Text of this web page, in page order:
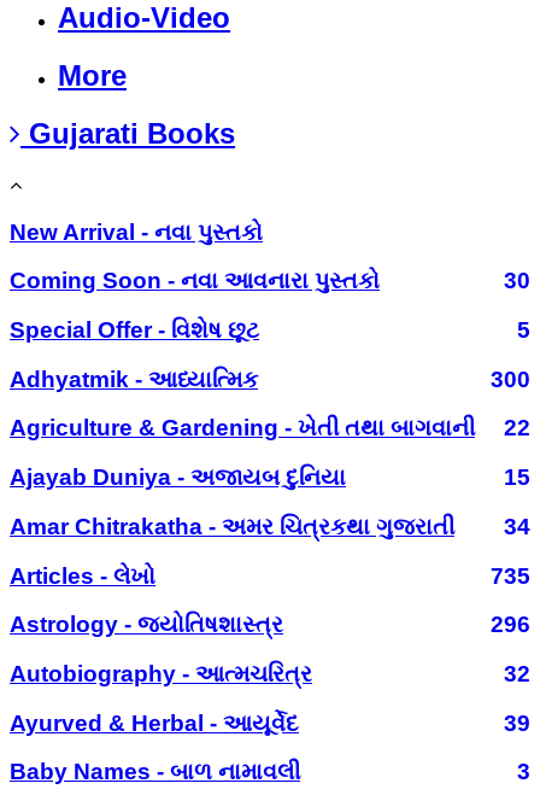
Audio-Video
More
Gujarati Books
New Arrival - નવા પુસ્તકો
Coming Soon - નવા આવનારા પુસ્તકો
30
Special Offer - વિશેષ છૂટ
5
Adhyatmik - આધ્યાત્મિક
300
Agriculture & Gardening - ખેતી તથા બાગવાની
22
Ajayab Duniya - અજાયબ દુનિયા
15
Amar Chitrakatha - અમર ચિત્રકથા ગુજરાતી
34
Articles - લેખો
735
Astrology - જ્યોતિષશાસ્ત્ર
296
Autobiography - આત્મચરિત્ર
32
Ayurved & Herbal - આયૂર્વેદ
39
Baby Names - બાળ નામાવલી
3